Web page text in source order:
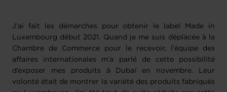
J’ai fait les démarches pour obtenir le label Made in
Luxembourg début 2021. Quand je me suis déplacée à la
Chambre de Commerce pour le recevoir, l’équipe des
affaires internationales m’a parlé de cette possibilité
d’exposer mes produits à Dubaï en novembre. Leur
volonté était de montrer la variété des produits fabriqués